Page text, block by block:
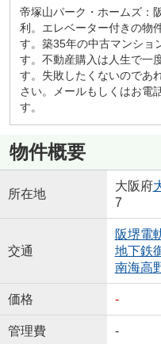
帝塚山パーク・ホームズ：
利。エレベーター付きの物
す。築35年の中古マンショ
す。不動産購入は人生で一
す。失敗したくないのであ
さい。メールもしくはお電
す。
物件概要
所在地
大阪府
7
交通
阪堺電
地下鉄
南海高
価格 -
管理費 -